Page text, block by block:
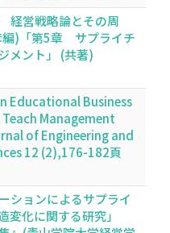
経営戦略論とその周
編)「第5章 サプライチ
メント」 (共著)
Educational Business
Management
of Engineering and
12 (2),176-182頁
ションによるサプライ
変化に関する研究」